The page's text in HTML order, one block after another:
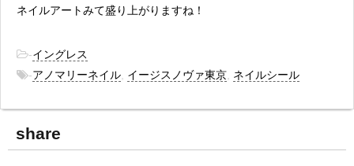
ネイルアートみて盛り上がりますね！
-イングレス
-アノマリーネイル イージスノヴァ東京 ネイルシール
share